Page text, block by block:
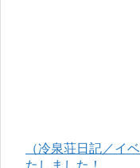
（冷泉荘日記／イ